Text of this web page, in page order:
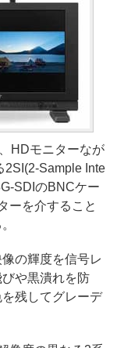
HDモニターなが
2SI(2-Sample Inte
SDIのBNCケー
ーを介すること
の輝度を信号レ
や黒潰れを防
残してグレーデ